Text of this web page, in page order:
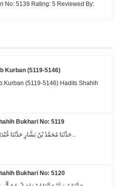
No: 5139 Rating: 5 Reviewed By:
Kurban (5119-5146)
Kurban (5119-5146) Hadits Shahih
Bukhari No: 5119
حَدَّثَنَا مُحَمَّدُ بْنُ بَشَّارٍ حَدَّثَنَا غُنْدَرٌ حَدَّثَنَا شُع...
Bukhari No: 5120